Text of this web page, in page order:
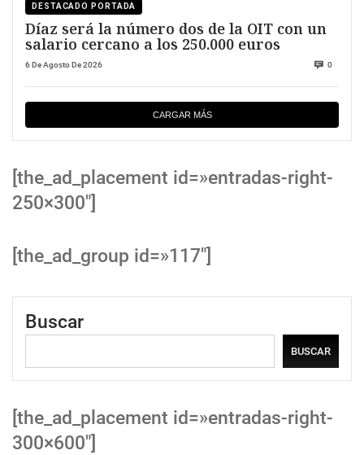
DESTACADO PORTADA
Díaz será la número dos de la OIT con un
salario cercano a los 250.000 euros
6 De Agosto De 2026 0
CARGAR MÁS
[the_ad_placement id=»entradas-right-
250×300″]
[the_ad_group id=»117″]
Buscar
BUSCAR
[the_ad_placement id=»entradas-right-
300×600″]